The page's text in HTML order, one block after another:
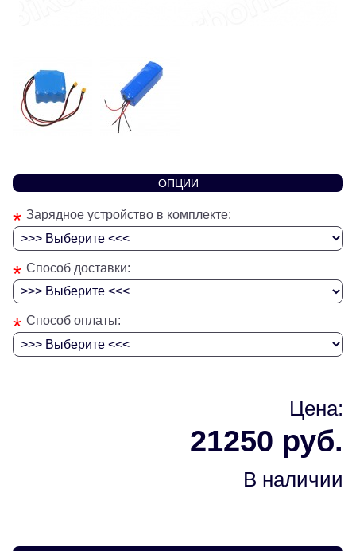
ОПЦИИ
* Зарядное устройство в комплекте:
* Способ доставки:
* Способ оплаты:
Цена:
21250 руб.
В наличии